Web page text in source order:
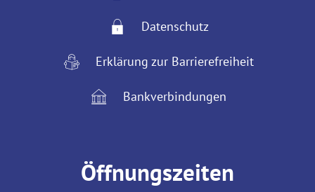
Datenschutz
Erklärung zur Barrierefreiheit
Bankverbindungen
Öffnungszeiten